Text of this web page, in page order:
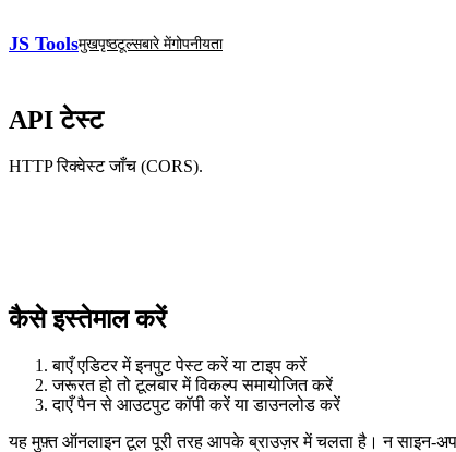
JS Toolsमुखपृष्ठटूल्सबारे मेंगोपनीयता
API टेस्ट
HTTP रिक्वेस्ट जाँच (CORS).
कैसे इस्तेमाल करें
बाएँ एडिटर में इनपुट पेस्ट करें या टाइप करें
जरूरत हो तो टूलबार में विकल्प समायोजित करें
दाएँ पैन से आउटपुट कॉपी करें या डाउनलोड करें
यह मुफ़्त ऑनलाइन टूल पूरी तरह आपके ब्राउज़र में चलता है। न